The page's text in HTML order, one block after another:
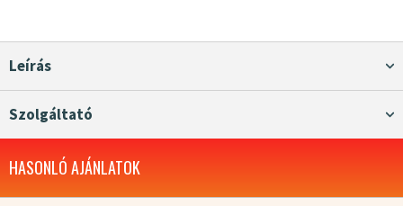
Leírás
Szolgáltató
HASONLÓ AJÁNLATOK